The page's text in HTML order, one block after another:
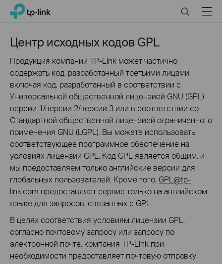
Click
navigation
TP-Link, Reliably Smart SearchMenu
Центр исходных кодов GPL
Продукция компании TP-Link может частично
содержать код, разработанный третьими лицами,
включая код, разработанный в соответствии с
Универсальной общественной лицензией GNU (GPL)
версии 1/версии 2/версии 3 или в соответствии со
Стандартной общественной лицензией ограниченного
применения GNU (LGPL). Вы можете использовать
соответствующее программное обеспечение на
условиях лицензии GPL. Код GPL является общим, и
мы предоставляем только английские версии для
глобальных пользователей. Кроме того, GPL@tp-
link.com предоставляет сервис только на английском
языке для запросов, связанных с GPL.
В целях соответствия условиям лицензии GPL,
согласно почтовому запросу или запросу по
электронной почте, компания TP-Link при
необходимости предоставляет почтовую отправку